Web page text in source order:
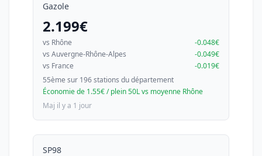
Gazole
2.199€
vs Rhône
-0.048€
vs Auvergne-Rhône-Alpes
-0.049€
vs France
-0.019€
55ème sur 196 stations du département
Économie de 1.55€ / plein 50L vs moyenne Rhône
Maj il y a 1 jour
SP98